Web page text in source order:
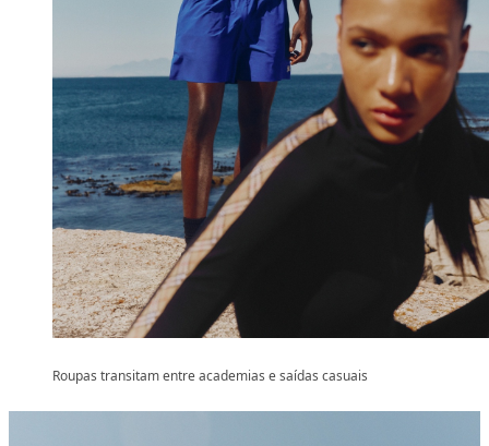
Roupas transitam entre academias e saídas casuais